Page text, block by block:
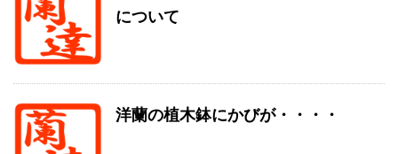
について
洋蘭の植木鉢にかびが・・・・